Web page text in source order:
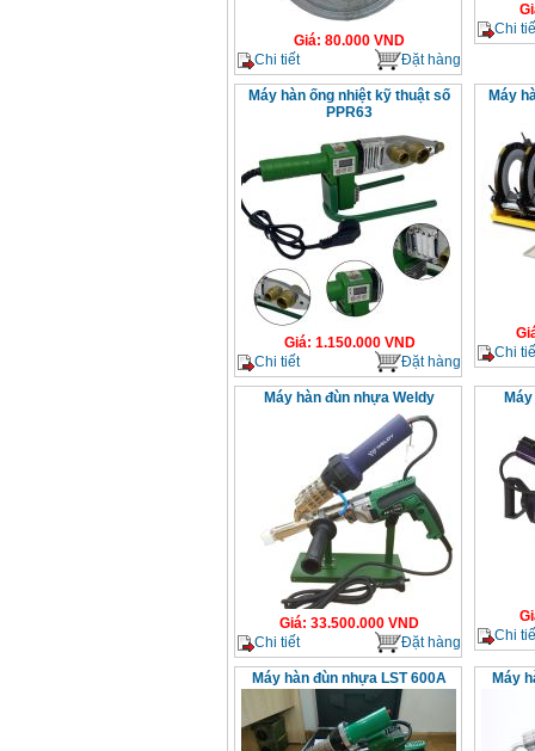
Giá: 80.000 VND
Chi tiết
Đặt hàng
Chi
Máy hàn ống nhiệt kỹ thuật số
PPR63
Giá: 1.150.000VND
Chi tiết
Đặt hàng
Máy
Chi
Máy hàn đùn nhựa Weldy
Giá: 33.500.000 VND
Chi tiết
Đặt hàng
Chi
Máy hàn đùn nhựa LST 600A Máy